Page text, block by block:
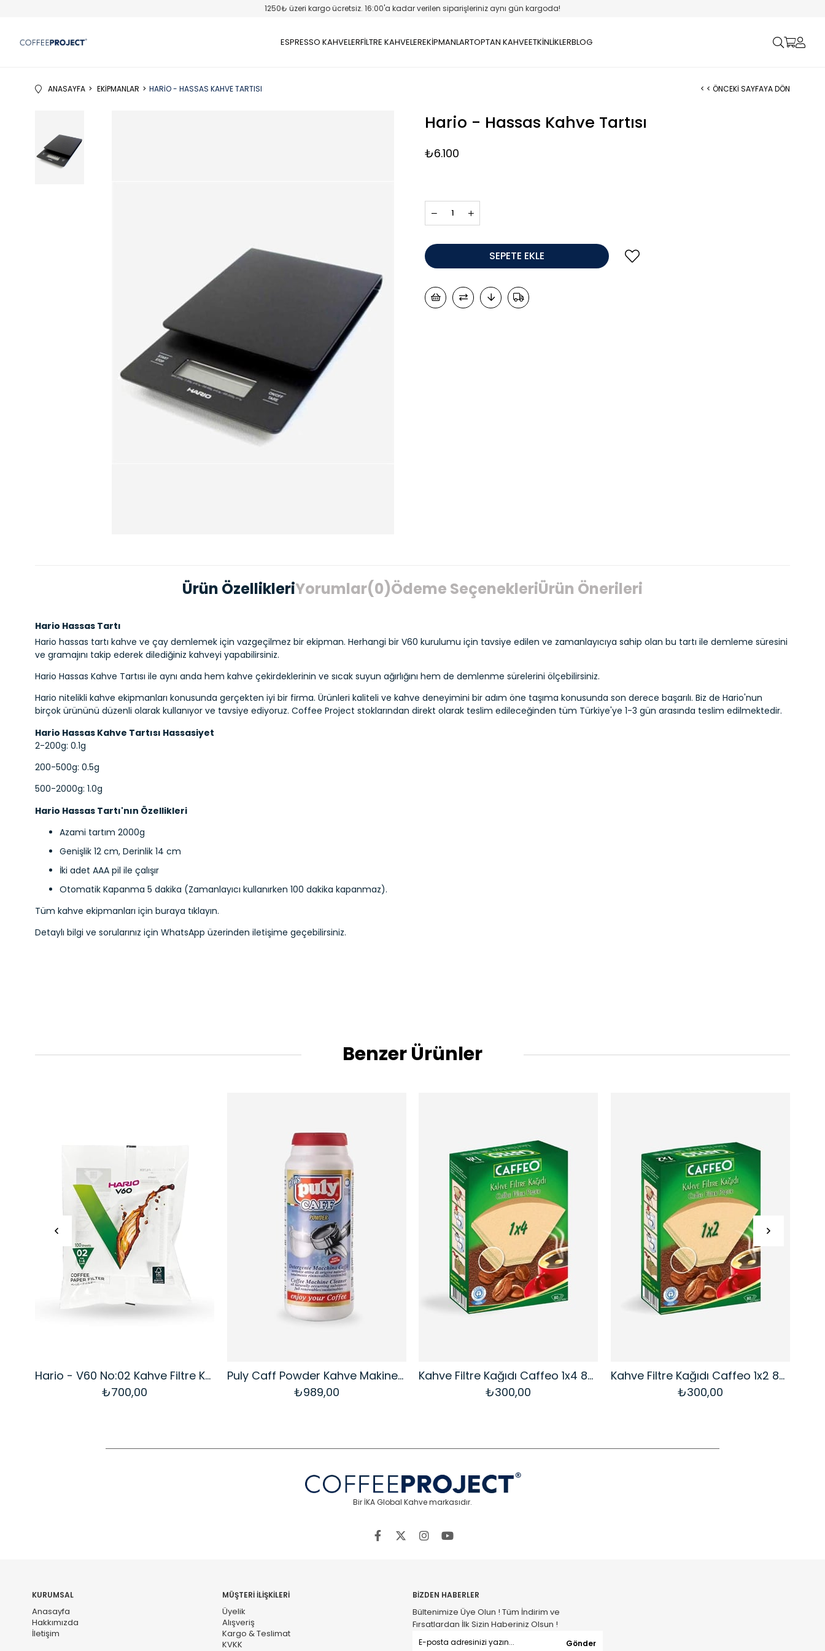
1250₺ üzeri kargo ücretsiz. 16:00'a kadar verilen siparişleriniz aynı gün kargoda!
ESPRESSO KAHVELERFİLTRE KAHVELEREKİPMANLARTOPTAN KAHVEETKİNLİKLERBLOG
ANASAYFA EKIPMANLAR HARIO - HASSAS KAHVE TARTISI < < ÖNCEKI SAYFAYA DÖN
Hario - Hassas Kahve Tartısı
₺6.100
Ürün ÖzellikleriYorumlar(0)Ödeme SeçenekleriÜrün Önerileri
Hario Hassas Tartı
Hario hassas tartı kahve ve çay demlemek için vazgeçilmez bir ekipman. Herhangi bir V60 kurulumu için tavsiye edilen ve zamanlayıcıya sahip olan bu tartı ile demleme süresini
ve gramajını takip ederek dilediğiniz kahveyi yapabilirsiniz.
Hario Hassas Kahve Tartısı ile aynı anda hem kahve çekirdeklerinin ve sıcak suyun ağırlığını hem de demlenme sürelerini ölçebilirsiniz.
Hario nitelikli kahve ekipmanları konusunda gerçekten iyi bir firma. Ürünleri kaliteli ve kahve deneyimini bir adım öne taşıma konusunda son derece başarılı. Biz de Hario'nun
birçok ürününü düzenli olarak kullanıyor ve tavsiye ediyoruz. Coffee Project stoklarından direkt olarak teslim edileceğinden tüm Türkiye'ye 1-3 gün arasında teslim edilmektedir.
Hario Hassas Kahve Tartısı Hassasiyet
2-200g: 0.1g
200-500g: 0.5g
500-2000g: 1.0g
Hario Hassas Tartı'nın Özellikleri
Azami tartım 2000g
Genişlik 12 cm, Derinlik 14 cm
İki adet AAA pil ile çalışır
Otomatik Kapanma 5 dakika (Zamanlayıcı kullanırken 100 dakika kapanmaz).
Tüm kahve ekipmanları için buraya tıklayın.
Detaylı bilgi ve sorularınız için WhatsApp üzerinden iletişime geçebilirsiniz.
Benzer Ürünler
Hario - V60 No:02 Kahve Filtre Kağıdı | 100 Adet
₺700,00
Puly Caff Powder Kahve Makinesi Temizleme Tozu | 900 Gr
₺989,00
Kahve Filtre Kağıdı Caffeo 1x4 80 Adet | Ağartılmamış Doğal Kağıt
₺300,00
Kahve Filtre Kağıdı Caffeo 1x2 80 Adet | Ağartılmamış Doğal Kağıt
₺300,00
Bir İKA Global Kahve markasıdır.
KURUMSAL
Anasayfa
Hakkımızda
İletişim
MÜŞTERİ İLİŞKİLERİ
Üyelik
Alışveriş
Kargo & Teslimat
KVKK
BİZDEN HABERLER
Bültenimize Üye Olun ! Tüm İndirim ve
Fırsatlardan İlk Sizin Haberiniz Olsun !
Gönder